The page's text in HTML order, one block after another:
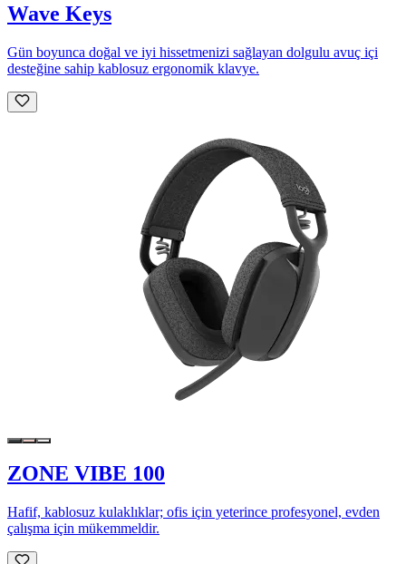
Wave Keys
Gün boyunca doğal ve iyi hissetmenizi sağlayan dolgulu avuç içi
desteğine sahip kablosuz ergonomik klavye.
ZONE VIBE 100
Hafif, kablosuz kulaklıklar; ofis için yeterince profesyonel, evden
çalışma için mükemmeldir.